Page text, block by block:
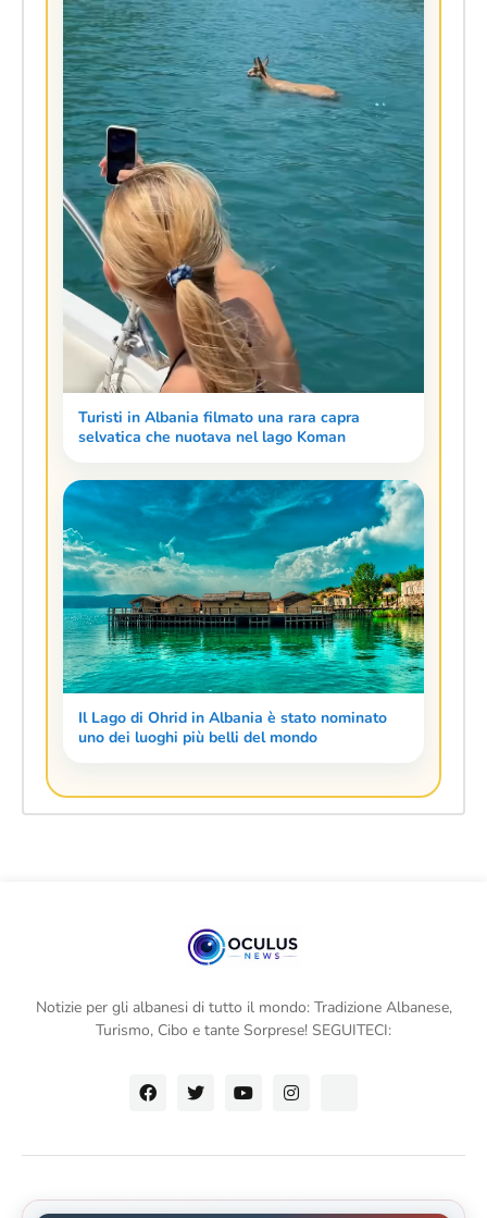
Turisti in Albania filmato una rara capra
selvatica che nuotava nel lago Koman
Il Lago di Ohrid in Albania è stato nominato
uno dei luoghi più belli del mondo
Notizie per gli albanesi di tutto il mondo: Tradizione Albanese,
Turismo, Cibo e tante Sorprese! SEGUITECI: